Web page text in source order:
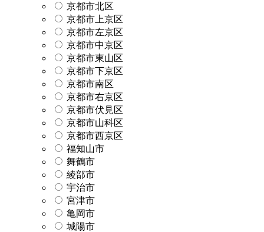
京都市北区
京都市上京区
京都市左京区
京都市中京区
京都市東山区
京都市下京区
京都市南区
京都市右京区
京都市伏見区
京都市山科区
京都市西京区
福知山市
舞鶴市
綾部市
宇治市
宮津市
亀岡市
城陽市